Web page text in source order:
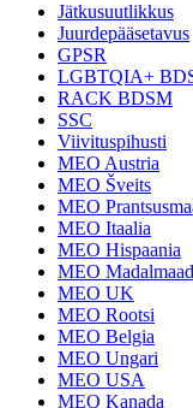
Jätkusuutlikkus
Juurdepääsetavus
GPSR
LGBTQIA+
RACK BDSM
SSC
Viivituspihusti
MEO Austria
MEO Šveits
MEO
MEO Itaalia
MEO Hispaania
MEO Madalmaad
MEO UK
MEO Rootsi
MEO Belgia
MEO Ungari
MEO USA
MEO Kanada